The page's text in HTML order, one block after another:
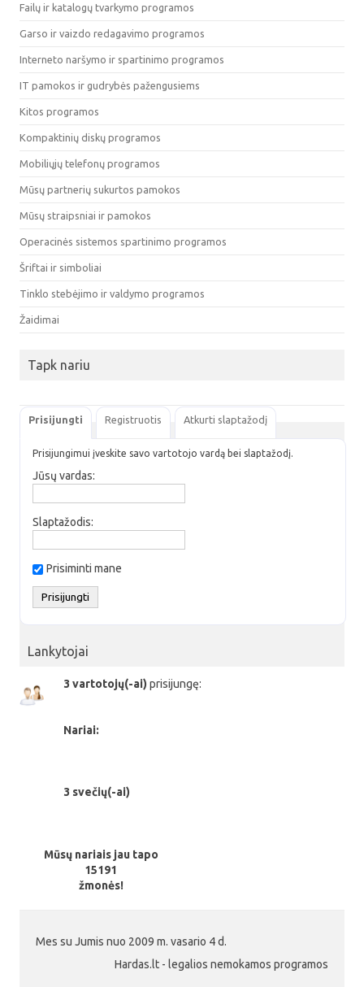
Failų ir katalogų tvarkymo programos
Garso ir vaizdo redagavimo programos
Interneto naršymo ir spartinimo programos
IT pamokos ir gudrybės pažengusiems
Kitos programos
Kompaktinių diskų programos
Mobiliųjų telefonų programos
Mūsų partnerių sukurtos pamokos
Mūsų straipsniai ir pamokos
Operacinės sistemos spartinimo programos
Šriftai ir simboliai
Tinklo stebėjimo ir valdymo programos
Žaidimai
Tapk nariu
Prisijungti Registruotis Atkurti slaptažodį
Prisijungimui įveskite savo vartotojo vardą bei slaptažodį.
Jūsų vardas:
Slaptažodis:
Prisiminti mane
Lankytojai
3 vartotojų(-ai) prisijungę:
Nariai:
3 svečių(-ai)
Mūsų nariais jau tapo
15191
žmonės!
Mes su Jumis nuo 2009 m. vasario 4 d.
Hardas.lt - legalios nemokamos programos